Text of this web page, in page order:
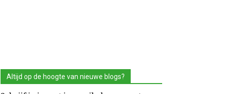
Altijd op de hoogte van nieuwe blogs?